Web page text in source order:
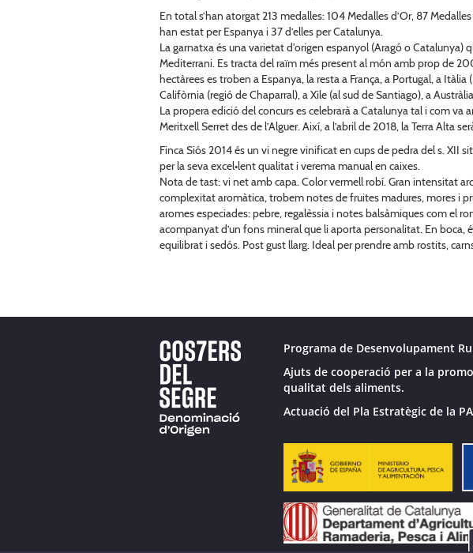
En total s’han atorgat 213 medalles: 104 Medalles d’Or, 87
han estat per Espanya i 37 d’elles per Catalunya.
La garnatxa és una varietat d'origen espanyol (Aragó o
Mediterrani. Es tracta del raïm més present al món amb prop de
hectàrees es troben a Espanya, la resta a França, a Portugal, a Itàlia
Califòrnia (regió de Chaparral), a Xile (al sud de Santiago), a
La propera edició del concurs es celebrarà a Catalunya tal i com va
Meritxell Serret des de l’Alguer. Així, a l’abril de 2018, la Terra Alta
Finca Siós 2014 és un vi negre vinificat en cups de pedra del s. XII
per la seva excel•lent qualitat i verema manual en caixes.
Nota de tast: vi net amb capa. Color vermell robí. Gran intensitat
complexitat aromàtica, trobem notes de fruites madures, mores i
aromes especiades: pebre, regalèssia i notes balsàmiques com el
acompanyat d’un fons mineral que li aporta personalitat. En boca,
equilibrat i sedós. Post gust llarg. Ideal per prendre amb rostits,
Programa de Desenvolupament
Ajuts de cooperació per a la
qualitat dels aliments.
Actuació del Pla Estratègic de la